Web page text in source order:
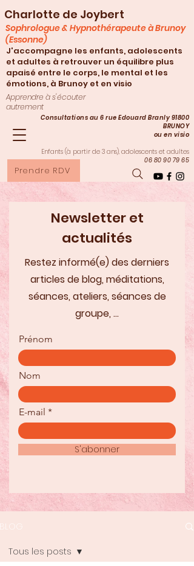
Charlotte de Joybert
Consultations au 6 rue Edouard Branly 91800
BRUNOY
ou en visio
Enfants (à partir de 3 ans), adolescents et adultes
06 80 90 79 65
Apprendre à s'écouter
autrement
Prendre RDV
Sophrologue & Hypnothérapeute à Brunoy
(Essonne)
J'accompagne les enfants, adolescents
et adultes à retrouver un équilibre plus
apaisé entre le corps, le mental et les
émotions, à Brunoy et en visio
Newsletter et
actualités
Restez informé(e) des derniers
articles de blog, méditations,
séances, ateliers, séances de
groupe, ...
Prénom
Nom
E-mail
S'abonner
BLOG
Tous les posts